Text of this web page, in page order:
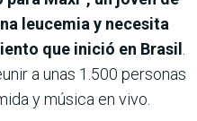
leucemia y necesita
que inició en Brasil
a unas 1.500 personas
y música en vivo.